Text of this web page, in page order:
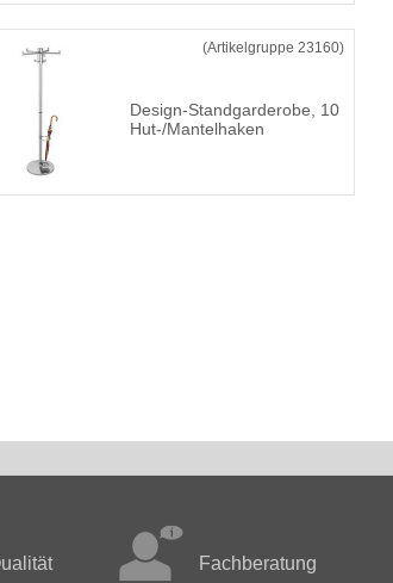
(Artikelgruppe 23160)
Design-Standgarderobe, 10
Hut-/Mantelhaken
Fachberatung